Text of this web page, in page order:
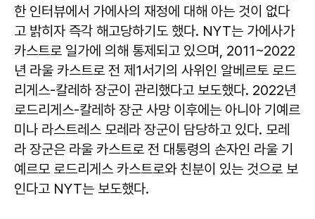
한 인터뷰에서 가에사의 재정에 대해 아는 것이 없다
고 밝히자 즉각 해고당하기도 했다. NYT는 가에사가
카스트로 일가에 의해 통제되고 있으며, 2011~2022
년 라울 카스트로 전 제1서기의 사위인 알베르토 로드
리게스-칼레하 장군이 관리했다고 보도했다. 2022년
로드리게스-칼레하 장군 사망 이후에는 아니아 기예르
미나 라스트레스 모레라 장군이 담당하고 있다. 모레
라 장군은 라울 카스트로 전 대통령의 손자인 라울 기
예르모 로드리게스 카스트로와 친분이 있는 것으로 보
인다고 NYT는 보도했다.